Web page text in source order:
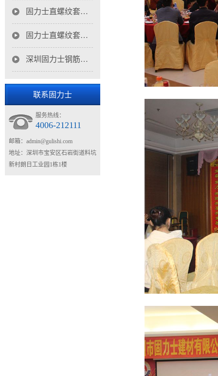
固力士直螺纹套筒经销商风采
固力士直螺纹套筒经销商风采
深圳固力士钢筋连接套筒2014年年会
联系固力士
服务热线：
4006-212111
邮箱： admin@gulishi.com
地址：深圳市宝安区石岩街道料坑
新村朗日工业园1栋1楼